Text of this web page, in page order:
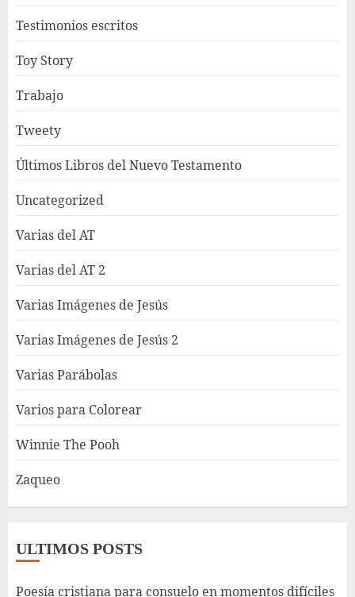
Testimonios escritos
Toy Story
Trabajo
Tweety
Últimos Libros del Nuevo Testamento
Uncategorized
Varias del AT
Varias del AT 2
Varias Imágenes de Jesús
Varias Imágenes de Jesús 2
Varias Parábolas
Varios para Colorear
Winnie The Pooh
Zaqueo
ULTIMOS POSTS
Poesía cristiana para consuelo en momentos difíciles